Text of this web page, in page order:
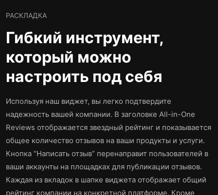
РАСКЛАДКА
Гибкий инструмент,
который можно
настроить под себя
Используя наш виджет, вы легко подтвердите
надежность вашей компании. В заголовке All-in-One
Reviews отображается звездный рейтинг и показывается
общее количество отзывов на ваши продукты и услуги.
Кнопка “Написать отзыв” перенаправит пользователей в
ваши аккаунты на площадках для публикации отзывов.
Каждая из вкладок в шапке виджета отображает общий
рейтинг компании на конкретной платформе. Кроме